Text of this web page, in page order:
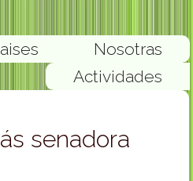
Nosotras
Actividades
senadora